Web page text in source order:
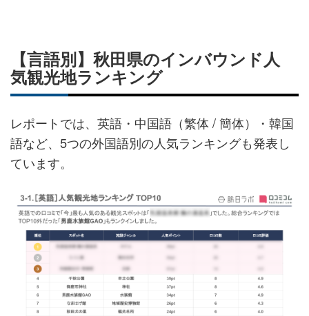
【言語別】秋田県のインバウンド人
気観光地ランキング
レポートでは、英語・中国語（繁体 / 簡体） ・韓国
語など、5つの外国語別の人気ランキングも発表し
ています。